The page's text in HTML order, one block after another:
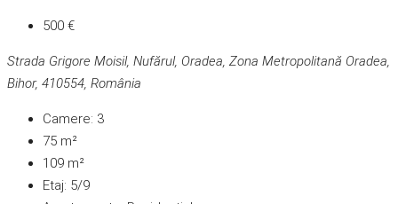
500 €
Strada Grigore Moisil, Nufărul, Oradea, Zona Metropolitană Oradea,
Bihor, 410554, România
Camere: 3
75 m²
109 m²
Etaj: 5/9